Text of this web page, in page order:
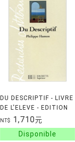
DU DESCRIPTIF - LIVRE
DE L'ELEVE - EDITION
1993
NT$ 1,710元